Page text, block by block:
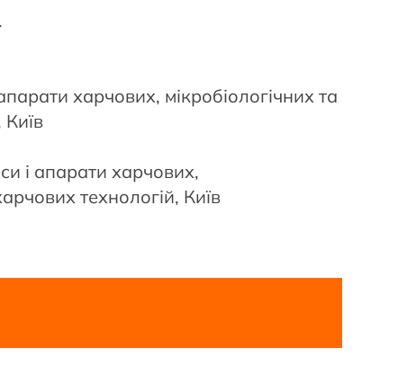
харчових, мікробіологічних та
і апарати харчових,
технологій, Київ